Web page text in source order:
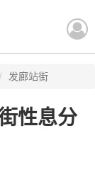
发廊站街
性息分